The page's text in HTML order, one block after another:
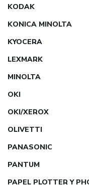
KODAK
KONICA MINOLTA
KYOCERA
LEXMARK
MINOLTA
OKI
OKI/XEROX
OLIVETTI
PANASONIC
PANTUM
PAPEL PLOTTER Y